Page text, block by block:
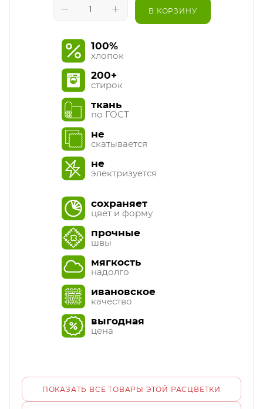
В КОРЗИНУ
100%
хлопок
200+
стирок
ткань
по ГОСТ
не
скатывается
не
электризуется
сохраняет
цвет и форму
прочные
швы
мягкость
надолго
ивановское
качество
выгодная
цена
ПОКАЗАТЬ ВСЕ ТОВАРЫ ЭТОЙ РАСЦВЕТКИ